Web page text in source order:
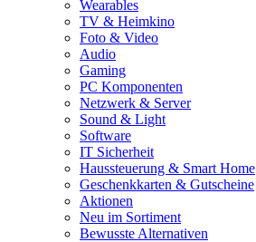
Wearables
TV & Heimkino
Foto & Video
Audio
Gaming
PC Komponenten
Netzwerk & Server
Sound & Light
Software
IT Sicherheit
Haussteuerung & Smart Home
Geschenkkarten & Gutscheine
Aktionen
Neu im Sortiment
Bewusste Alternativen